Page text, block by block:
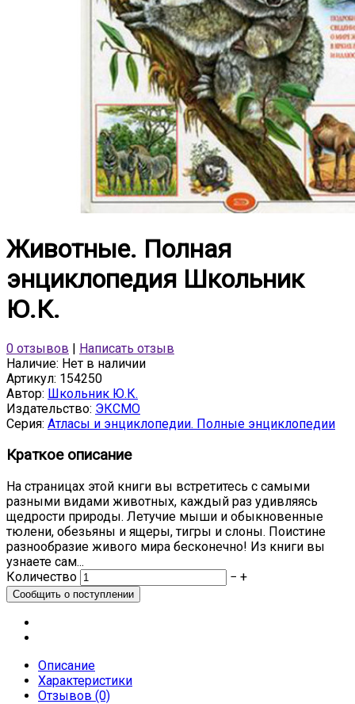
Животные. Полная
энциклопедия Школьник
Ю.К.
0 отзывов
Написать отзыв
Наличие: Нет в наличии
Артикул: 154250
Автор: Школьник Ю.К.
Издательство: ЭКСМО
Серия: Атласы и энциклопедии. Полные энциклопедии
Краткое описание
На страницах этой книги вы встретитесь с самыми
разными видами животных, каждый раз удивляясь
щедрости природы. Летучие мыши и обыкновенные
тюлени, обезьяны и ящеры, тигры и слоны. Поистине
разнообразие живого мира бесконечно! Из книги вы
узнаете сам...
Количество
− +
Описание
Характеристики
Отзывов (0)